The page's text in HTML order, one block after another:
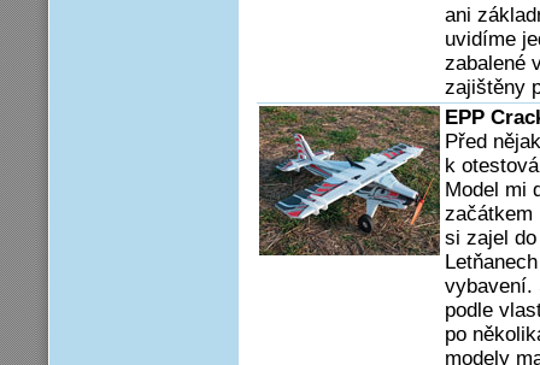
ani
uvidíme
zabalené
zajištěny
EPP
Před
k
Model mi
začátkem
si zajel
vybavení.
podle
po
modely